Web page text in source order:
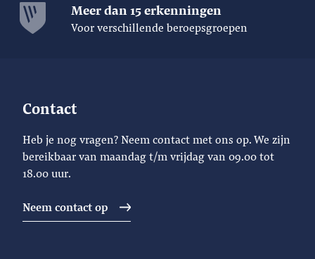
Meer dan 15 erkenningen
Voor verschillende beroepsgroepen
Contact
Heb je nog vragen? Neem contact met ons op. We zijn
bereikbaar van maandag t/m vrijdag van 09.00 tot
18.00 uur.
Neem contact op